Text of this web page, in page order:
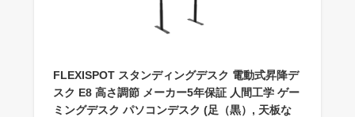
FLEXISPOT スタンディングデスク 電動式昇降デ
スク E8 高さ調節 メーカー5年保証 人間工学 ゲー
ミングデスク パソコンデスク (足（黒）, 天板な